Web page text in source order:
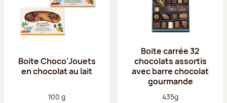
Boite Choco'Jouets
en chocolat au lait
Poids net :
100 g
Boite carrée 32
chocolats assortis
avec barre chocolat
gourmande
Poids net :
435g